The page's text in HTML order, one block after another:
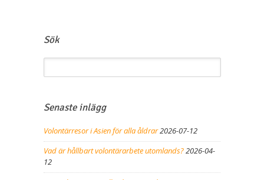
Sök
Senaste inlägg
Volontärresor i Asien för alla åldrar2026-07-12
Vad är hållbart volontärarbete utomlands?2026-04-
12